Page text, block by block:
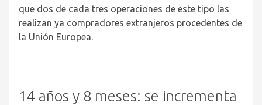
que dos de cada tres operaciones de este tipo las
realizan ya compradores extranjeros procedentes de
la Unión Europea.
14 años y 8 meses: se incrementa